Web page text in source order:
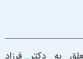
به دکتر فرزاد